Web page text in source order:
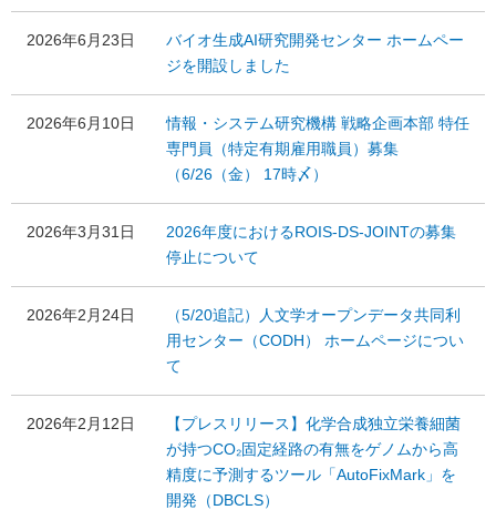
2026年6月23日
バイオ生成AI研究開発センター ホームペー
ジを開設しました
2026年6月10日
情報・システム研究機構 戦略企画本部 特任
専門員（特定有期雇用職員）募集
（6/26（金） 17時〆）
2026年3月31日
2026年度におけるROIS-DS-JOINTの募集
停止について
2026年2月24日
（5/20追記）人文学オープンデータ共同利
用センター（CODH） ホームページについ
て
2026年2月12日
【プレスリリース】化学合成独立栄養細菌
が持つCO₂固定経路の有無をゲノムから高
精度に予測するツール「AutoFixMark」を
開発（DBCLS）